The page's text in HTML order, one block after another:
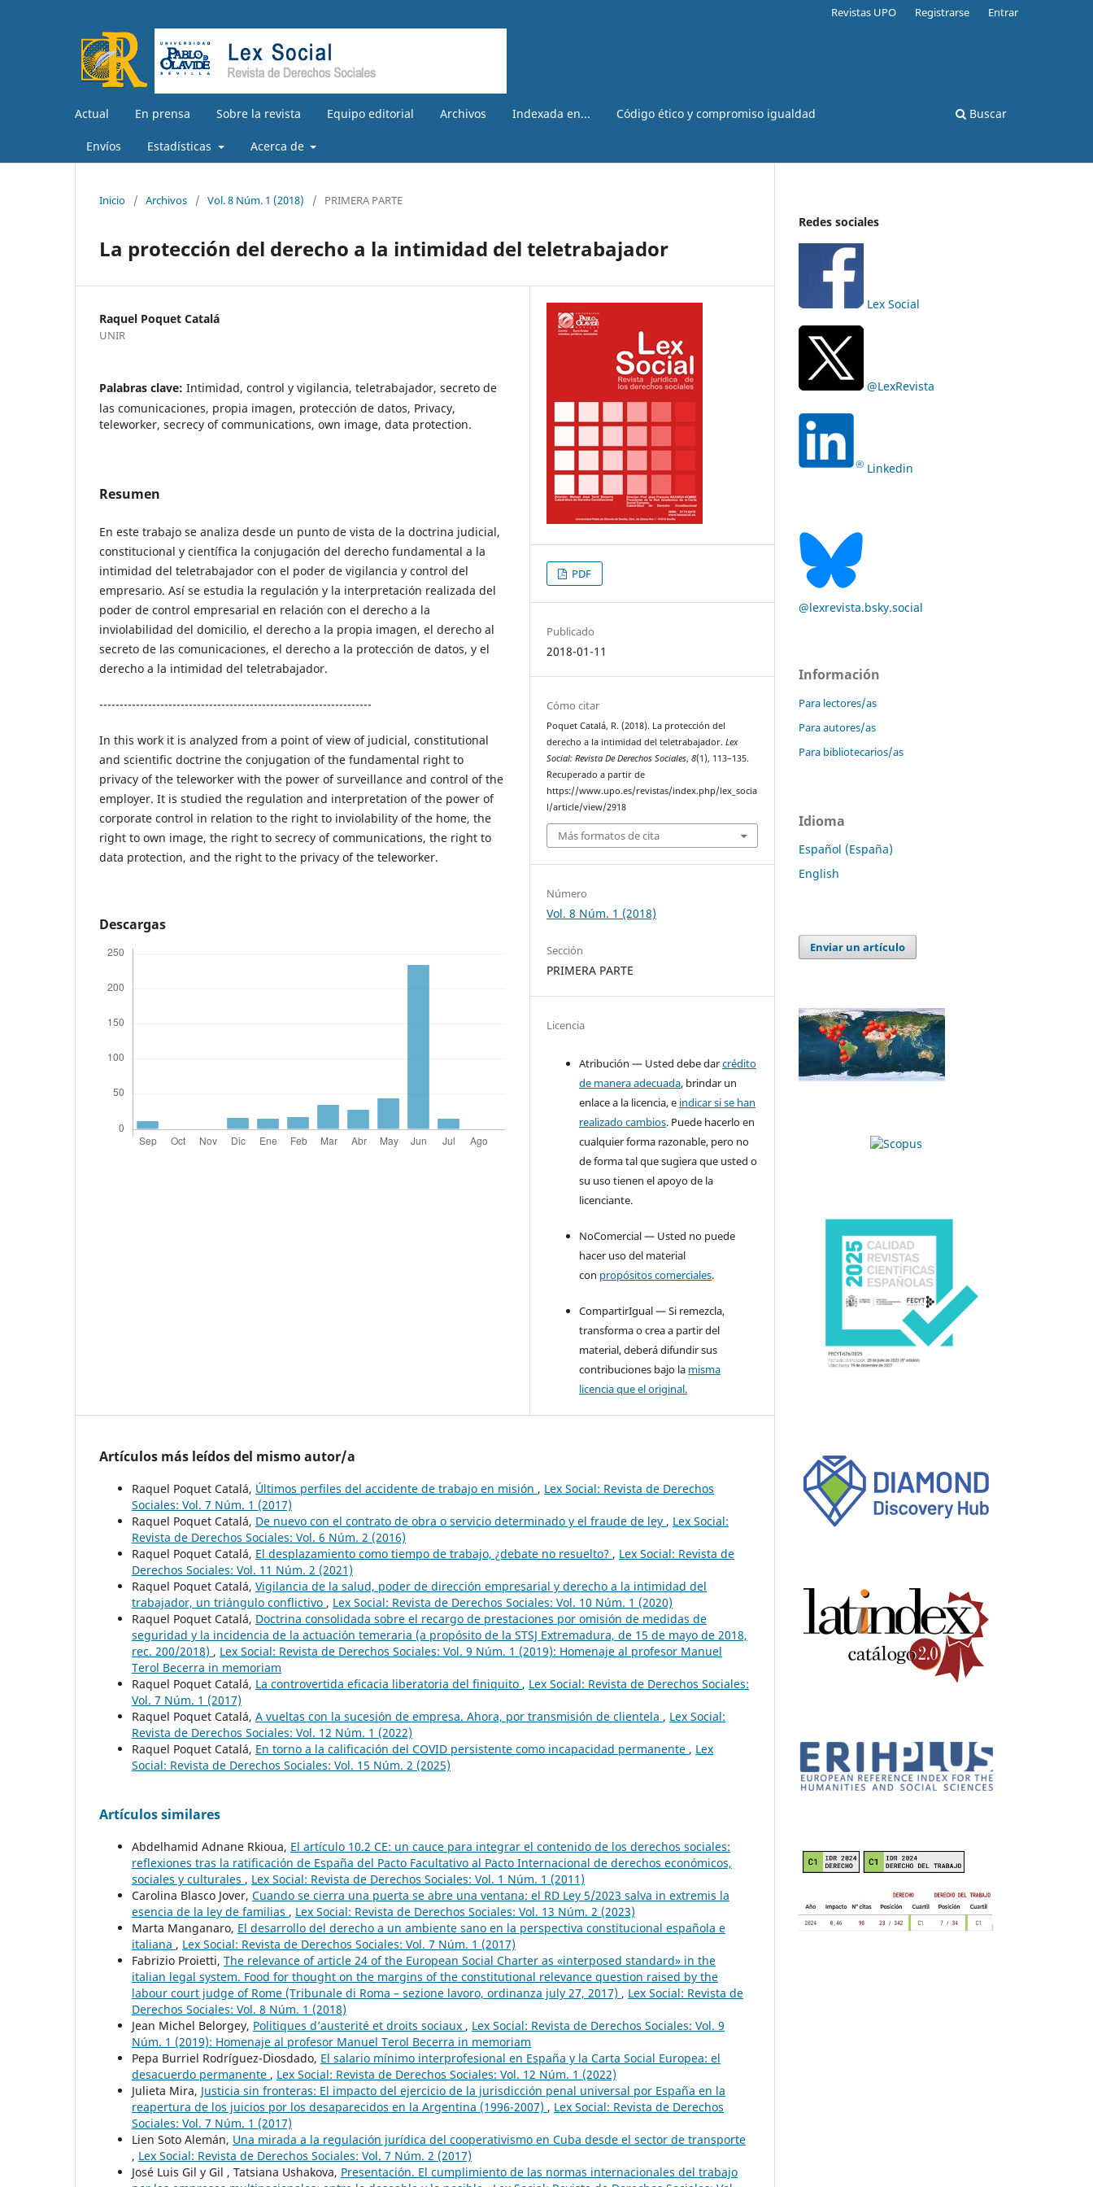
Actual En prensa Sobre la revista Equipo editorial Archivos Indexada en... Código ético y compromiso igualdad
Envíos Estadísticas Acerca de
Buscar
Revistas UPO Registrarse Entrar
Inicio / Archivos / Vol. 8 Núm. 1 (2018) / PRIMERA PARTE
La protección del derecho a la intimidad del teletrabajador
Raquel Poquet Catalá
UNIR
Palabras clave: Intimidad, control y vigilancia, teletrabajador, secreto de
las comunicaciones, propia imagen, protección de datos, Privacy,
teleworker, secrecy of communications, own image, data protection.
Resumen
En este trabajo se analiza desde un punto de vista de la doctrina judicial,
constitucional y científica la conjugación del derecho fundamental a la
intimidad del teletrabajador con el poder de vigilancia y control del
empresario. Así se estudia la regulación y la interpretación realizada del
poder de control empresarial en relación con el derecho a la
inviolabilidad del domicilio, el derecho a la propia imagen, el derecho al
secreto de las comunicaciones, el derecho a la protección de datos, y el
derecho a la intimidad del teletrabajador.
-------------------------------------------------------------------
In this work it is analyzed from a point of view of judicial, constitutional
and scientific doctrine the conjugation of the fundamental right to
privacy of the teleworker with the power of surveillance and control of the
employer. It is studied the regulation and interpretation of the power of
corporate control in relation to the right to inviolability of the home, the
right to own image, the right to secrecy of communications, the right to
data protection, and the right to the privacy of the teleworker.
Descargas
PDF
Publicado
2018-01-11
Cómo citar
Poquet Catalá, R. (2018). La protección del
derecho a la intimidad del teletrabajador.Lex
Social: Revista De Derechos Sociales,8(1), 113–135.
Recuperado a partir de
https://www.upo.es/revistas/index.php/lex_socia
l/article/view/2918
Más formatos de cita
Número
Vol. 8 Núm. 1 (2018)
Sección
PRIMERA PARTE
Licencia
Atribución — Usted debe darcrédito
de manera adecuada, brindar un
enlace a la licencia, e indicar si se han
realizado cambios. Puede hacerlo en
cualquier forma razonable, pero no
de forma tal que sugiera que usted o
su uso tienen el apoyo de la
licenciante.
NoComercial — Usted no puede
hacer uso del material
con propósitos comerciales.
CompartirIgual — Si remezcla,
transforma o crea a partir del
material, deberá difundir sus
contribuciones bajo la misma
licencia que el original.
Artículos más leídos del mismo autor/a
Raquel Poquet Catalá, Últimos perfiles del accidente de trabajo en misión , Lex Social: Revista de Derechos
Sociales: Vol. 7 Núm. 1 (2017)
Raquel Poquet Catalá, De nuevo con el contrato de obra o servicio determinado y el fraude de ley , Lex Social:
Revista de Derechos Sociales: Vol. 6 Núm. 2 (2016)
Raquel Poquet Catalá, El desplazamiento como tiempo de trabajo, ¿debate no resuelto? , Lex Social: Revista de
Derechos Sociales: Vol. 11 Núm. 2 (2021)
Raquel Poquet Catalá, Vigilancia de la salud, poder de dirección empresarial y derecho a la intimidad del
trabajador, un triángulo conflictivo , Lex Social: Revista de Derechos Sociales: Vol. 10 Núm. 1 (2020)
Raquel Poquet Catalá, Doctrina consolidada sobre el recargo de prestaciones por omisión de medidas de
seguridad y la incidencia de la actuación temeraria (a propósito de la STSJ Extremadura, de 15 de mayo de 2018,
rec. 200/2018) , Lex Social: Revista de Derechos Sociales: Vol. 9 Núm. 1 (2019): Homenaje al profesor Manuel
Terol Becerra in memoriam
Raquel Poquet Catalá, La controvertida eficacia liberatoria del finiquito , Lex Social: Revista de Derechos Sociales:
Vol. 7 Núm. 1 (2017)
Raquel Poquet Catalá, A vueltas con la sucesión de empresa. Ahora, por transmisión de clientela , Lex Social:
Revista de Derechos Sociales: Vol. 12 Núm. 1 (2022)
Raquel Poquet Catalá, En torno a la calificación del COVID persistente como incapacidad permanente , Lex
Social: Revista de Derechos Sociales: Vol. 15 Núm. 2 (2025)
Artículos similares
Abdelhamid Adnane Rkioua, El artículo 10.2 CE: un cauce para integrar el contenido de los derechos sociales:
reflexiones tras la ratificación de España del Pacto Facultativo al Pacto Internacional de derechos económicos,
sociales y culturales , Lex Social: Revista de Derechos Sociales: Vol. 1 Núm. 1 (2011)
Carolina Blasco Jover, Cuando se cierra una puerta se abre una ventana: el RD Ley 5/2023 salva in extremis la
esencia de la ley de familias , Lex Social: Revista de Derechos Sociales: Vol. 13 Núm. 2 (2023)
Marta Manganaro, El desarrollo del derecho a un ambiente sano en la perspectiva constitucional española e
italiana , Lex Social: Revista de Derechos Sociales: Vol. 7 Núm. 1 (2017)
Fabrizio Proietti, The relevance of article 24 of the European Social Charter as «interposed standard» in the
italian legal system. Food for thought on the margins of the constitutional relevance question raised by the
labour court judge of Rome (Tribunale di Roma – sezione lavoro, ordinanza july 27, 2017) , Lex Social: Revista de
Derechos Sociales: Vol. 8 Núm. 1 (2018)
Jean Michel Belorgey, Politiques d’austerité et droits sociaux , Lex Social: Revista de Derechos Sociales: Vol. 9
Núm. 1 (2019): Homenaje al profesor Manuel Terol Becerra in memoriam
Pepa Burriel Rodríguez-Diosdado, El salario mínimo interprofesional en España y la Carta Social Europea: el
desacuerdo permanente , Lex Social: Revista de Derechos Sociales: Vol. 12 Núm. 1 (2022)
Julieta Mira, Justicia sin fronteras: El impacto del ejercicio de la jurisdicción penal universal por España en la
reapertura de los juicios por los desaparecidos en la Argentina (1996-2007) , Lex Social: Revista de Derechos
Sociales: Vol. 7 Núm. 1 (2017)
Lien Soto Alemán, Una mirada a la regulación jurídica del cooperativismo en Cuba desde el sector de transporte
, Lex Social: Revista de Derechos Sociales: Vol. 7 Núm. 2 (2017)
José Luis Gil y Gil , Tatsiana Ushakova, Presentación. El cumplimiento de las normas internacionales del trabajo
Redes sociales
Lex Social
@LexRevista
Linkedin
@lexrevista.bsky.social
Información
Para lectores/as
Para autores/as
Para bibliotecarios/as
Idioma
Español (España)
English
Enviar un artículo